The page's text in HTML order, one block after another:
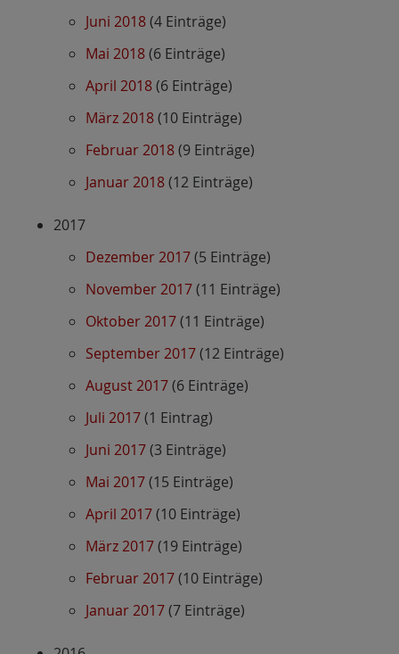
Juni 2018(4 Einträge)
Mai 2018(6 Einträge)
April 2018(6 Einträge)
März 2018(10 Einträge)
Februar 2018(9 Einträge)
Januar 2018(12 Einträge)
2017
Dezember 2017(5 Einträge)
November 2017(11 Einträge)
Oktober 2017(11 Einträge)
September 2017(12 Einträge)
August 2017(6 Einträge)
Juli 2017(1 Eintrag)
Juni 2017(3 Einträge)
Mai 2017(15 Einträge)
April 2017(10 Einträge)
März 2017(19 Einträge)
Februar 2017(10 Einträge)
Januar 2017(7 Einträge)